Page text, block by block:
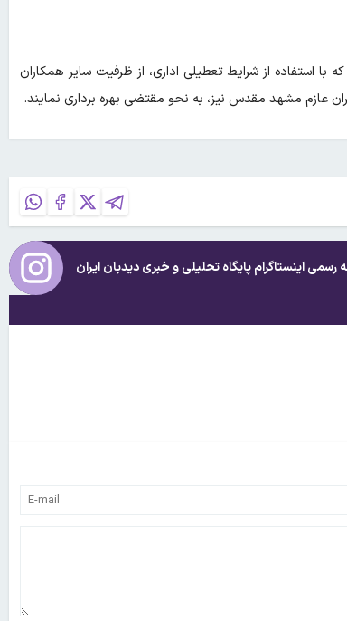
استفاده از شرایط تعطیلی اداری، از ظرفیت سایر همکاران
عازم مشهد مقدس نیز، به نحو مقتضی بهره برداری نمایند.
اینستاگرام پایگاه تحلیلی و خبریدیدبان ایران